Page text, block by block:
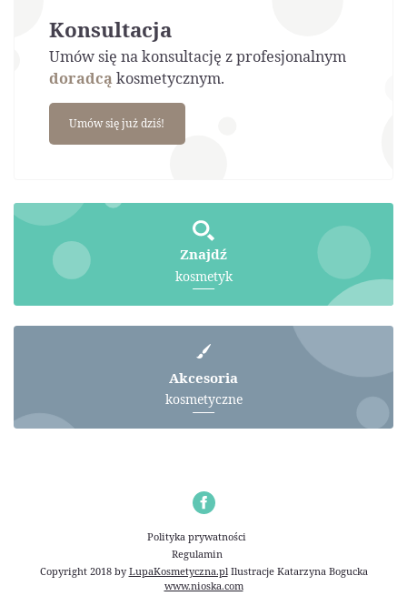
Konsultacja
Umów się na konsultację z profesjonalnym
doradcąkosmetycznym.
Umów się już dziś!
Znajdź
kosmetyk
Akcesoria
kosmetyczne
Polityka prywatności
Regulamin
Copyright 2018 by LupaKosmetyczna.pl Ilustracje Katarzyna Bogucka
www.nioska.com